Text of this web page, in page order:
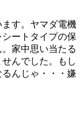
す。ヤマダ電機
ートタイプの保
家中思い当たる
んでした。もし
んじゃ・・・嫌